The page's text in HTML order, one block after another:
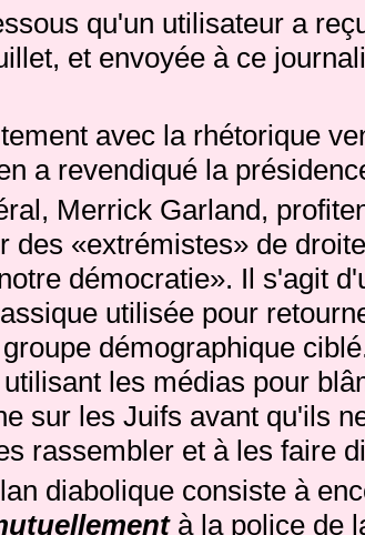
qu'un utilisateur a
et envoyée à ce
avec la rhétorique
a revendiqué la
Merrick Garland,
des «extrémistes» de
démocratie». Il s'agit
utilisée pour
démographique
les médias pour
sur les Juifs avant qu'ils
rassembler et à les faire
diabolique consiste à
à la police de